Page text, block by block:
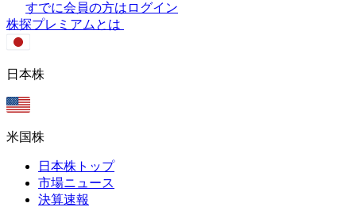
すでに会員の方はログイン
株探プレミアムとは
日本株
米国株
日本株トップ
市場ニュース
決算速報